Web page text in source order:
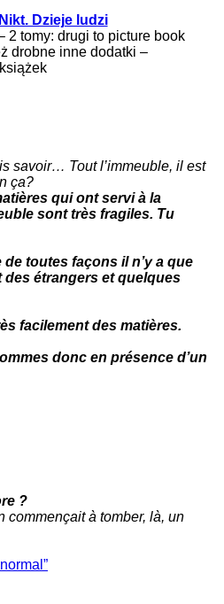
Dzieje ludzi
2 tomy: drugi to picture book
drobne inne dodatki –
savoir… Tout l’immeuble, il est
ça?
qui ont servi à la
sont très fragiles. Tu
de toutes façons il n’y a que
des étrangers et quelques
facilement des matières.
donc en présence d’un
?
commençait à tomber, là, un